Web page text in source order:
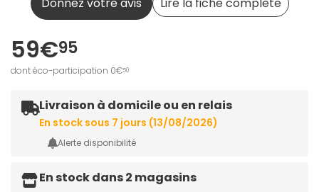
Donnez votre avis Lire la fiche complète
59€95
dont éco-participation 0€50
Livraison à domicile ou en relais
En stock sous 7 jours (13/08/2026)
Alerte disponibilité
En stock dans 2 magasins